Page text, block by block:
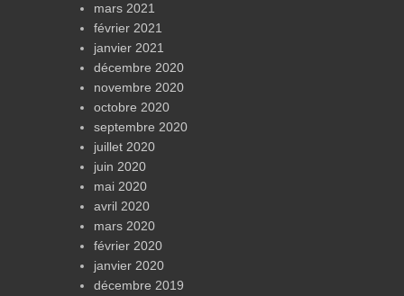
mars 2021
février 2021
janvier 2021
décembre 2020
novembre 2020
octobre 2020
septembre 2020
juillet 2020
juin 2020
mai 2020
avril 2020
mars 2020
février 2020
janvier 2020
décembre 2019